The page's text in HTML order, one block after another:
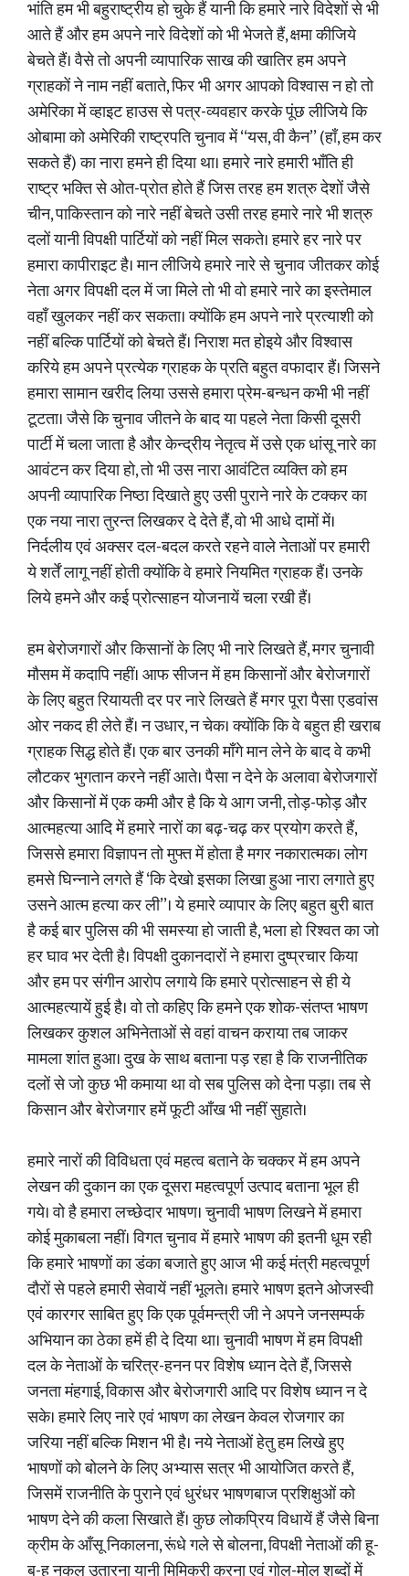
भांति हम भी बहुराष्ट्रीय हो चुके हैं यानी कि हमारे नारे विदेशों से भी
आते हैं और हम अपने नारे विदेशों को भी भेजते हैं, क्षमा कीजिये
बेचते हैं। वैसे तो अपनी व्यापारिक साख की खातिर हम अपने
ग्राहकों ने नाम नहीं बताते, फिर भी अगर आपको विश्वास न हो तो
अमेरिका में व्हाइट हाउस से पत्र-व्यवहार करके पूंछ लीजिये कि
ओबामा को अमेरिकी राष्ट्रपति चुनाव में ‘‘यस, वी कैन’’ (हाँ, हम कर
सकते हैं) का नारा हमने ही दिया था। हमारे नारे हमारी भाँति ही
राष्ट्र भक्ति से ओत-प्रोत होते हैं जिस तरह हम शत्रु देशों जैसे
चीन, पाकिस्तान को नारे नहीं बेचते उसी तरह हमारे नारे भी शत्रु
दलों यानी विपक्षी पार्टियों को नहीं मिल सकते। हमारे हर नारे पर
हमारा कापीराइट है। मान लीजिये हमारे नारे से चुनाव जीतकर कोई
नेता अगर विपक्षी दल में जा मिले तो भी वो हमारे नारे का इस्तेमाल
वहाँ खुलकर नहीं कर सकता। क्योंकि हम अपने नारे प्रत्याशी को
नहीं बल्कि पार्टियों को बेचते हैं। निराश मत होइये और विश्वास
करिये हम अपने प्रत्येक ग्राहक के प्रति बहुत वफादार हैं। जिसने
हमारा सामान खरीद लिया उससे हमारा प्रेम-बन्धन कभी भी नहीं
टूटता। जैसे कि चुनाव जीतने के बाद या पहले नेता किसी दूसरी
पार्टी में चला जाता है और केन्द्रीय नेतृत्व में उसे एक धांसू नारे का
आवंटन कर दिया हो, तो भी उस नारा आवंटित व्यक्ति को हम
अपनी व्यापारिक निष्ठा दिखाते हुए उसी पुराने नारे के टक्कर का
एक नया नारा तुरन्त लिखकर दे देते हैं, वो भी आधे दामों में।
निर्दलीय एवं अक्सर दल-बदल करते रहने वाले नेताओं पर हमारी
ये शर्तें लागू नहीं होती क्योंकि वे हमारे नियमित ग्राहक हैं। उनके
लिये हमने और कई प्रोत्साहन योजनायें चला रखी हैं।
हम बेरोजगारों और किसानों के लिए भी नारे लिखते हैं, मगर चुनावी
मौसम में कदापि नहीं। आफ सीजन में हम किसानों और बेरोजगारों
के लिए बहुत रियायती दर पर नारे लिखते हैं मगर पूरा पैसा एडवांस
ओर नकद ही लेते हैं। न उधार, न चेक। क्योंकि कि वे बहुत ही खराब
ग्राहक सिद्ध होते हैं। एक बार उनकी माँगे मान लेने के बाद वे कभी
लौटकर भुगतान करने नहीं आते। पैसा न देने के अलावा बेरोजगारों
और किसानों में एक कमी और है कि ये आग जनी, तोड़-फोड़ और
आत्महत्या आदि में हमारे नारों का बढ़-चढ़ कर प्रयोग करते हैं,
जिससे हमारा विज्ञापन तो मुफ्त में होता है मगर नकारात्मक। लोग
हमसे घिन्नाने लगते हैं ‘कि देखो इसका लिखा हुआ नारा लगाते हुए
उसने आत्म हत्या कर ली’’। ये हमारे व्यापार के लिए बहुत बुरी बात
है कई बार पुलिस की भी समस्या हो जाती है, भला हो रिश्वत का जो
हर घाव भर देती है। विपक्षी दुकानदारों ने हमारा दुष्प्रचार किया
और हम पर संगीन आरोप लगाये कि हमारे प्रोत्साहन से ही ये
आत्महत्यायें हुई है। वो तो कहिए कि हमने एक शोक-संतप्त भाषण
लिखकर कुशल अभिनेताओं से वहां वाचन कराया तब जाकर
मामला शांत हुआ। दुख के साथ बताना पड़ रहा है कि राजनीतिक
दलों से जो कुछ भी कमाया था वो सब पुलिस को देना पड़ा। तब से
किसान और बेरोजगार हमें फूटी आँख भी नहीं सुहाते।
हमारे नारों की विविधता एवं महत्व बताने के चक्कर में हम अपने
लेखन की दुकान का एक दूसरा महत्वपूर्ण उत्पाद बताना भूल ही
गये। वो है हमारा लच्छेदार भाषण। चुनावी भाषण लिखने में हमारा
कोई मुकाबला नहीं। विगत चुनाव में हमारे भाषण की इतनी धूम रही
कि हमारे भाषणों का डंका बजाते हुए आज भी कई मंत्री महत्वपूर्ण
दौरों से पहले हमारी सेवायें नहीं भूलते। हमारे भाषण इतने ओजस्वी
एवं कारगर साबित हुए कि एक पूर्वमन्त्री जी ने अपने जनसम्पर्क
अभियान का ठेका हमें ही दे दिया था। चुनावी भाषण में हम विपक्षी
दल के नेताओं के चरित्र-हनन पर विशेष ध्यान देते हैं, जिससे
जनता मंहगाई, विकास और बेरोजगारी आदि पर विशेष ध्यान न दे
सके। हमारे लिए नारे एवं भाषण का लेखन केवल रोजगार का
जरिया नहीं बल्कि मिशन भी है। नये नेताओं हेतु हम लिखे हुए
भाषणों को बोलने के लिए अभ्यास सत्र भी आयोजित करते हैं,
जिसमें राजनीति के पुराने एवं धुरंधर भाषणबाज प्रशिक्षुओं को
भाषण देने की कला सिखाते हैं। कुछ लोकप्रिय विधायें हैं जैसे बिना
क्रीम के आँसू निकालना, रूंधे गले से बोलना, विपक्षी नेताओं की हू-